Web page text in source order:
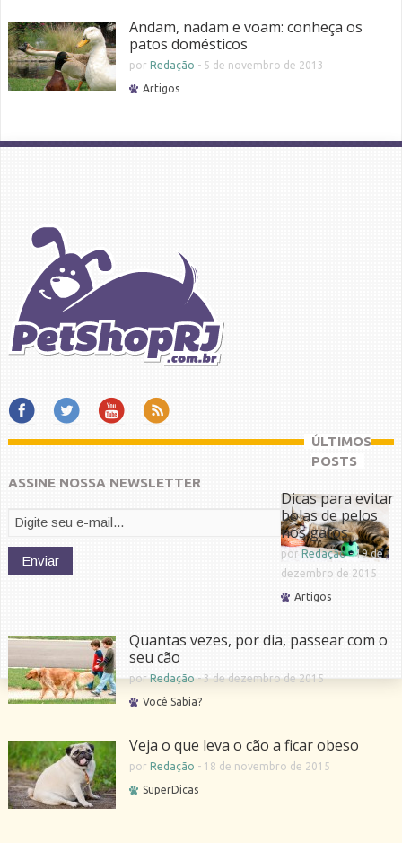
Andam, nadam e voam: conheça os
patos domésticos
por Redação - 5 de novembro de 2013
Artigos
ASSINE NOSSA NEWSLETTER
ÚLTIMOS
POSTS
Dicas para evitar
bolas de pelos
nos gatos
por Redação-19 de
dezembro de 2015
Artigos
Quantas vezes, por dia, passear com o
seu cão
porRedação-3 de dezembro de 2015
Você Sabia?
Veja o que leva o cão a ficar obeso
por Redação - 18 de novembro de 2015
SuperDicas